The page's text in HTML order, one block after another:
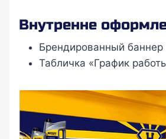
Внутренне
Брендированный
Табличка «График